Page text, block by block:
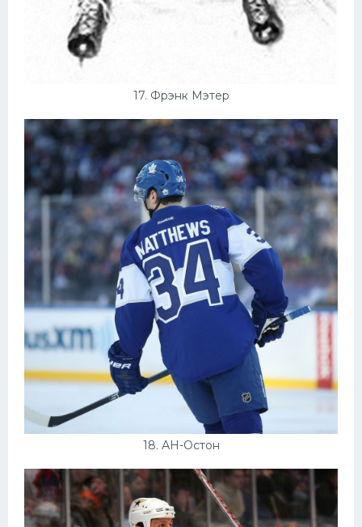
17. Фрэнк Мэтер
18. АН-Остон